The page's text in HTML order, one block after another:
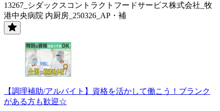
13267_シダックスコントラクトフードサービス株式会社_牧
港中央病院 内厨房_250326_AP・補
【調理補助/アルバイト】資格を活かして働こう！ブランク
がある方も歓迎☆